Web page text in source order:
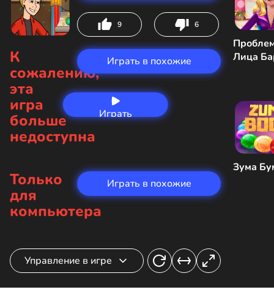
Играть
9 6
К
сожалению,
эта
игра
больше
недоступна
Играть в похожие
Только
для
компьютера
Играть в похожие
Лица
Зума
Управление в игре